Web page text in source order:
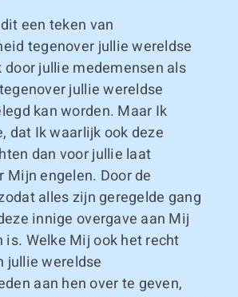
een teken van
tegenover jullie wereldse
door jullie medemensen als
jullie wereldse
kan worden. Maar Ik
dat Ik waarlijk ook deze
dan voor jullie laat
Mijn engelen. Door de
alles zijn geregelde gang
innige overgave aan Mij
is. Welke Mij ook het recht
jullie wereldse
aan hen over te geven,